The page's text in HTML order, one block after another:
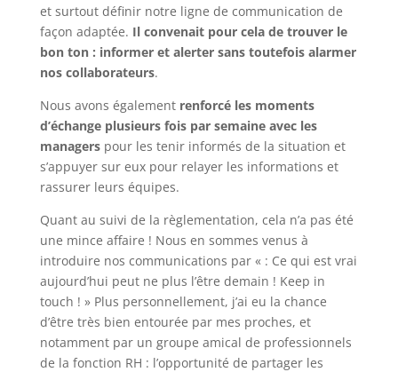
et surtout définir notre ligne de communication de
façon adaptée. Il convenait pour cela de trouver le
bon ton : informer et alerter sans toutefois alarmer
nos collaborateurs.
Nous avons également renforcé les moments
d’échange plusieurs fois par semaine avec les
managerspour les tenir informés de la situation et
s’appuyer sur eux pour relayer les informations et
rassurer leurs équipes.
Quant au suivi de la règlementation, cela n’a pas été
une mince affaire ! Nous en sommes venus à
introduire nos communications par « : Ce qui est vrai
aujourd’hui peut ne plus l’être demain ! Keep in
touch ! » Plus personnellement, j’ai eu la chance
d’être très bien entourée par mes proches, et
notamment par un groupe amical de professionnels
de la fonction RH : l’opportunité de partager les